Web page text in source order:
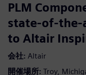
PLM
state-of-the-
to Altair
会社: Altair
開催場所: Troy,